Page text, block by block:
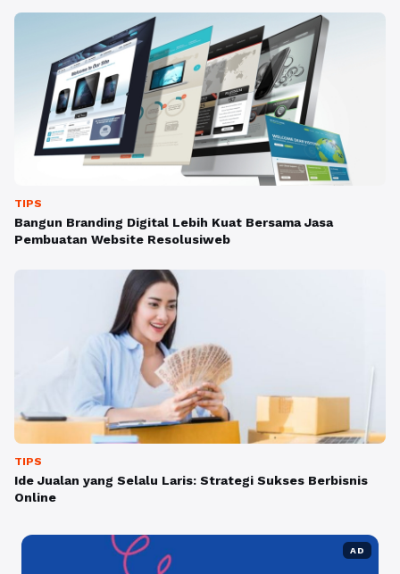
TIPS
Bangun Branding Digital Lebih Kuat Bersama Jasa
Pembuatan Website Resolusiweb
TIPS
Ide Jualan yang Selalu Laris: Strategi Sukses Berbisnis
Online
AD